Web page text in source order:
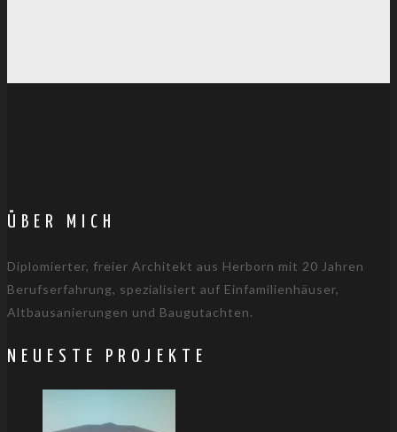
ÜBER MICH
Diplomierter, freier Architekt aus Herborn mit 20 Jahren
Berufserfahrung, spezialisiert auf Einfamilienhäuser,
Altbausanierungen und Baugutachten.
NEUESTE PROJEKTE